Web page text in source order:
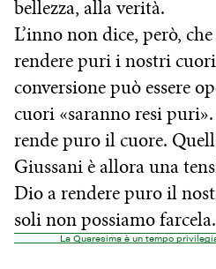
bellezza, alla verità.
L’inno non dice, però,
rendere puri i nostri
conversione può essere
cuori «saranno resi
rende puro il cuore.
Giussani è allora una
Dio a rendere puro il
soli non possiamo farcela.
La Quaresima è un tempo